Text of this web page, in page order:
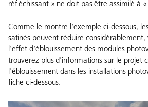
réfléchissant » ne doit pas être assimilé à
Comme le montre l'exemple ci-dessous,
satinés peuvent réduire considérablement,
l'effet d'éblouissement des modules
trouverez plus d'informations sur le projet
l'éblouissement dans les installations
fiche ci-dessous.